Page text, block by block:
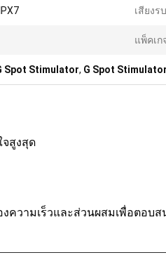
เสียงร
แพ็คเก
Spot Stimulator, G Spot
จสูงสุด
งความเร็วและส่วนผสมเพื่อตอ